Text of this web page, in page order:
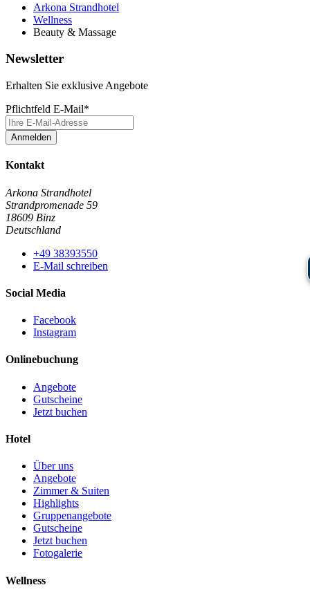
Arkona Strandhotel
Wellness
Beauty & Massage
Newsletter
Erhalten Sie exklusive Angebote
Pflichtfeld E-Mail*
Anmelden
Kontakt
Arkona Strandhotel
Strandpromenade 59
18609 Binz
Deutschland
+49 38393550
E-Mail schreiben
Social Media
Facebook
Instagram
Onlinebuchung
Angebote
Gutscheine
Jetzt buchen
Hotel
Über uns
Angebote
Zimmer & Suiten
Highlights
Gruppenangebote
Gutscheine
Jetzt buchen
Fotogalerie
Wellness